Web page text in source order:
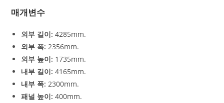
매개변수
외부 길이: 4285mm.
외부 폭: 2356mm.
외부 높이: 1735mm.
내부 길이: 4165mm.
내부 폭: 2300mm.
패널 높이: 400mm.